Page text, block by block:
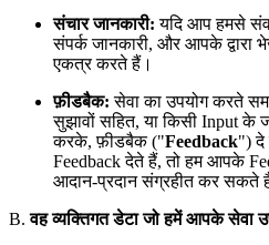
संचार जानकारी: यदि आप हमसे
संपर्क जानकारी, और आपके द्वारा
एकत्र करते हैं।
फ़ीडबैक: सेवा का उपयोग करते
सुझावों सहित, या किसी Input के
करके, फ़ीडबैक ("Feedback") दे
Feedback देते हैं, तो हम आपके
आदान-प्रदान संग्रहीत कर सकते
B.वह व्यक्तिगत डेटा जो हमें आपके सेवा